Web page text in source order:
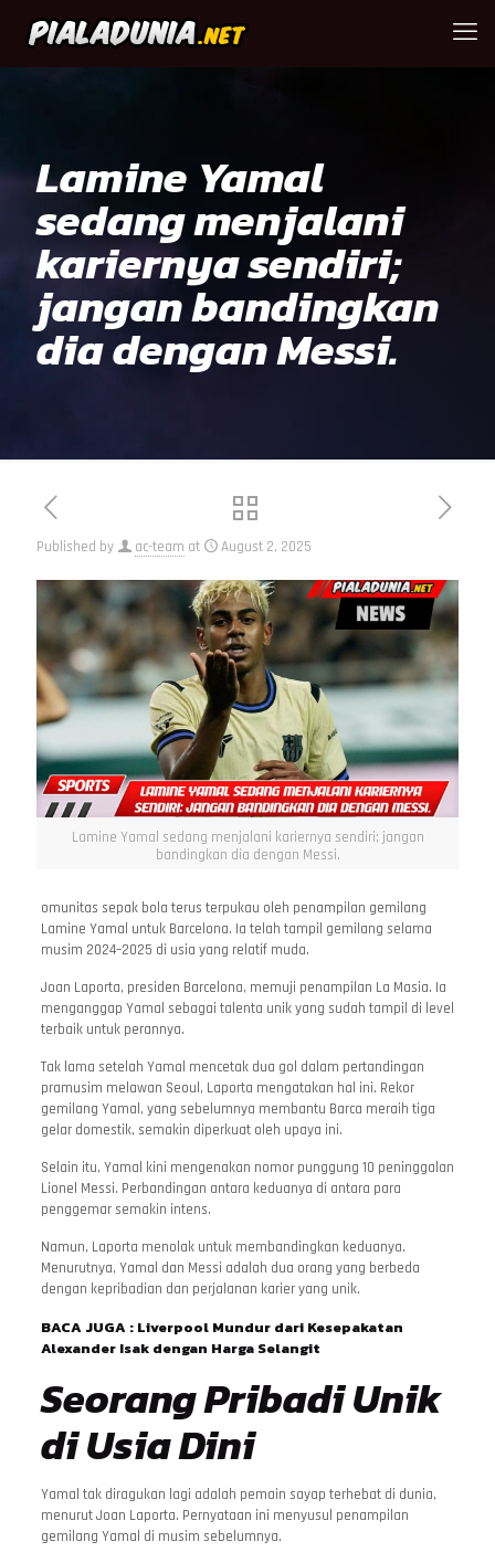
Lamine Yamal
sedang menjalani
kariernya sendiri;
jangan bandingkan
dia dengan Messi.
Published by ac-team at August 2, 2025
Lamine Yamal sedang menjalani kariernya sendiri; jangan
bandingkan dia dengan Messi.
omunitas sepak bola terus terpukau oleh penampilan gemilang
Lamine Yamal untuk Barcelona. Ia telah tampil gemilang selama
musim 2024–2025 di usia yang relatif muda.
Joan Laporta, presiden Barcelona, memuji penampilan La Masia. Ia
menganggap Yamal sebagai talenta unik yang sudah tampil di level
terbaik untuk perannya.
Tak lama setelah Yamal mencetak dua gol dalam pertandingan
pramusim melawan Seoul, Laporta mengatakan hal ini. Rekor
gemilang Yamal, yang sebelumnya membantu Barca meraih tiga
gelar domestik, semakin diperkuat oleh upaya ini.
Selain itu, Yamal kini mengenakan nomor punggung 10 peninggalan
Lionel Messi. Perbandingan antara keduanya di antara para
penggemar semakin intens.
Namun, Laporta menolak untuk membandingkan keduanya.
Menurutnya, Yamal dan Messi adalah dua orang yang berbeda
dengan kepribadian dan perjalanan karier yang unik.
BACA JUGA : Liverpool Mundur dari Kesepakatan
Alexander Isak dengan Harga Selangit
Seorang Pribadi Unik
di Usia Dini
Yamal tak diragukan lagi adalah pemain sayap terhebat di dunia,
menurut Joan Laporta. Pernyataan ini menyusul penampilan
gemilang Yamal di musim sebelumnya.